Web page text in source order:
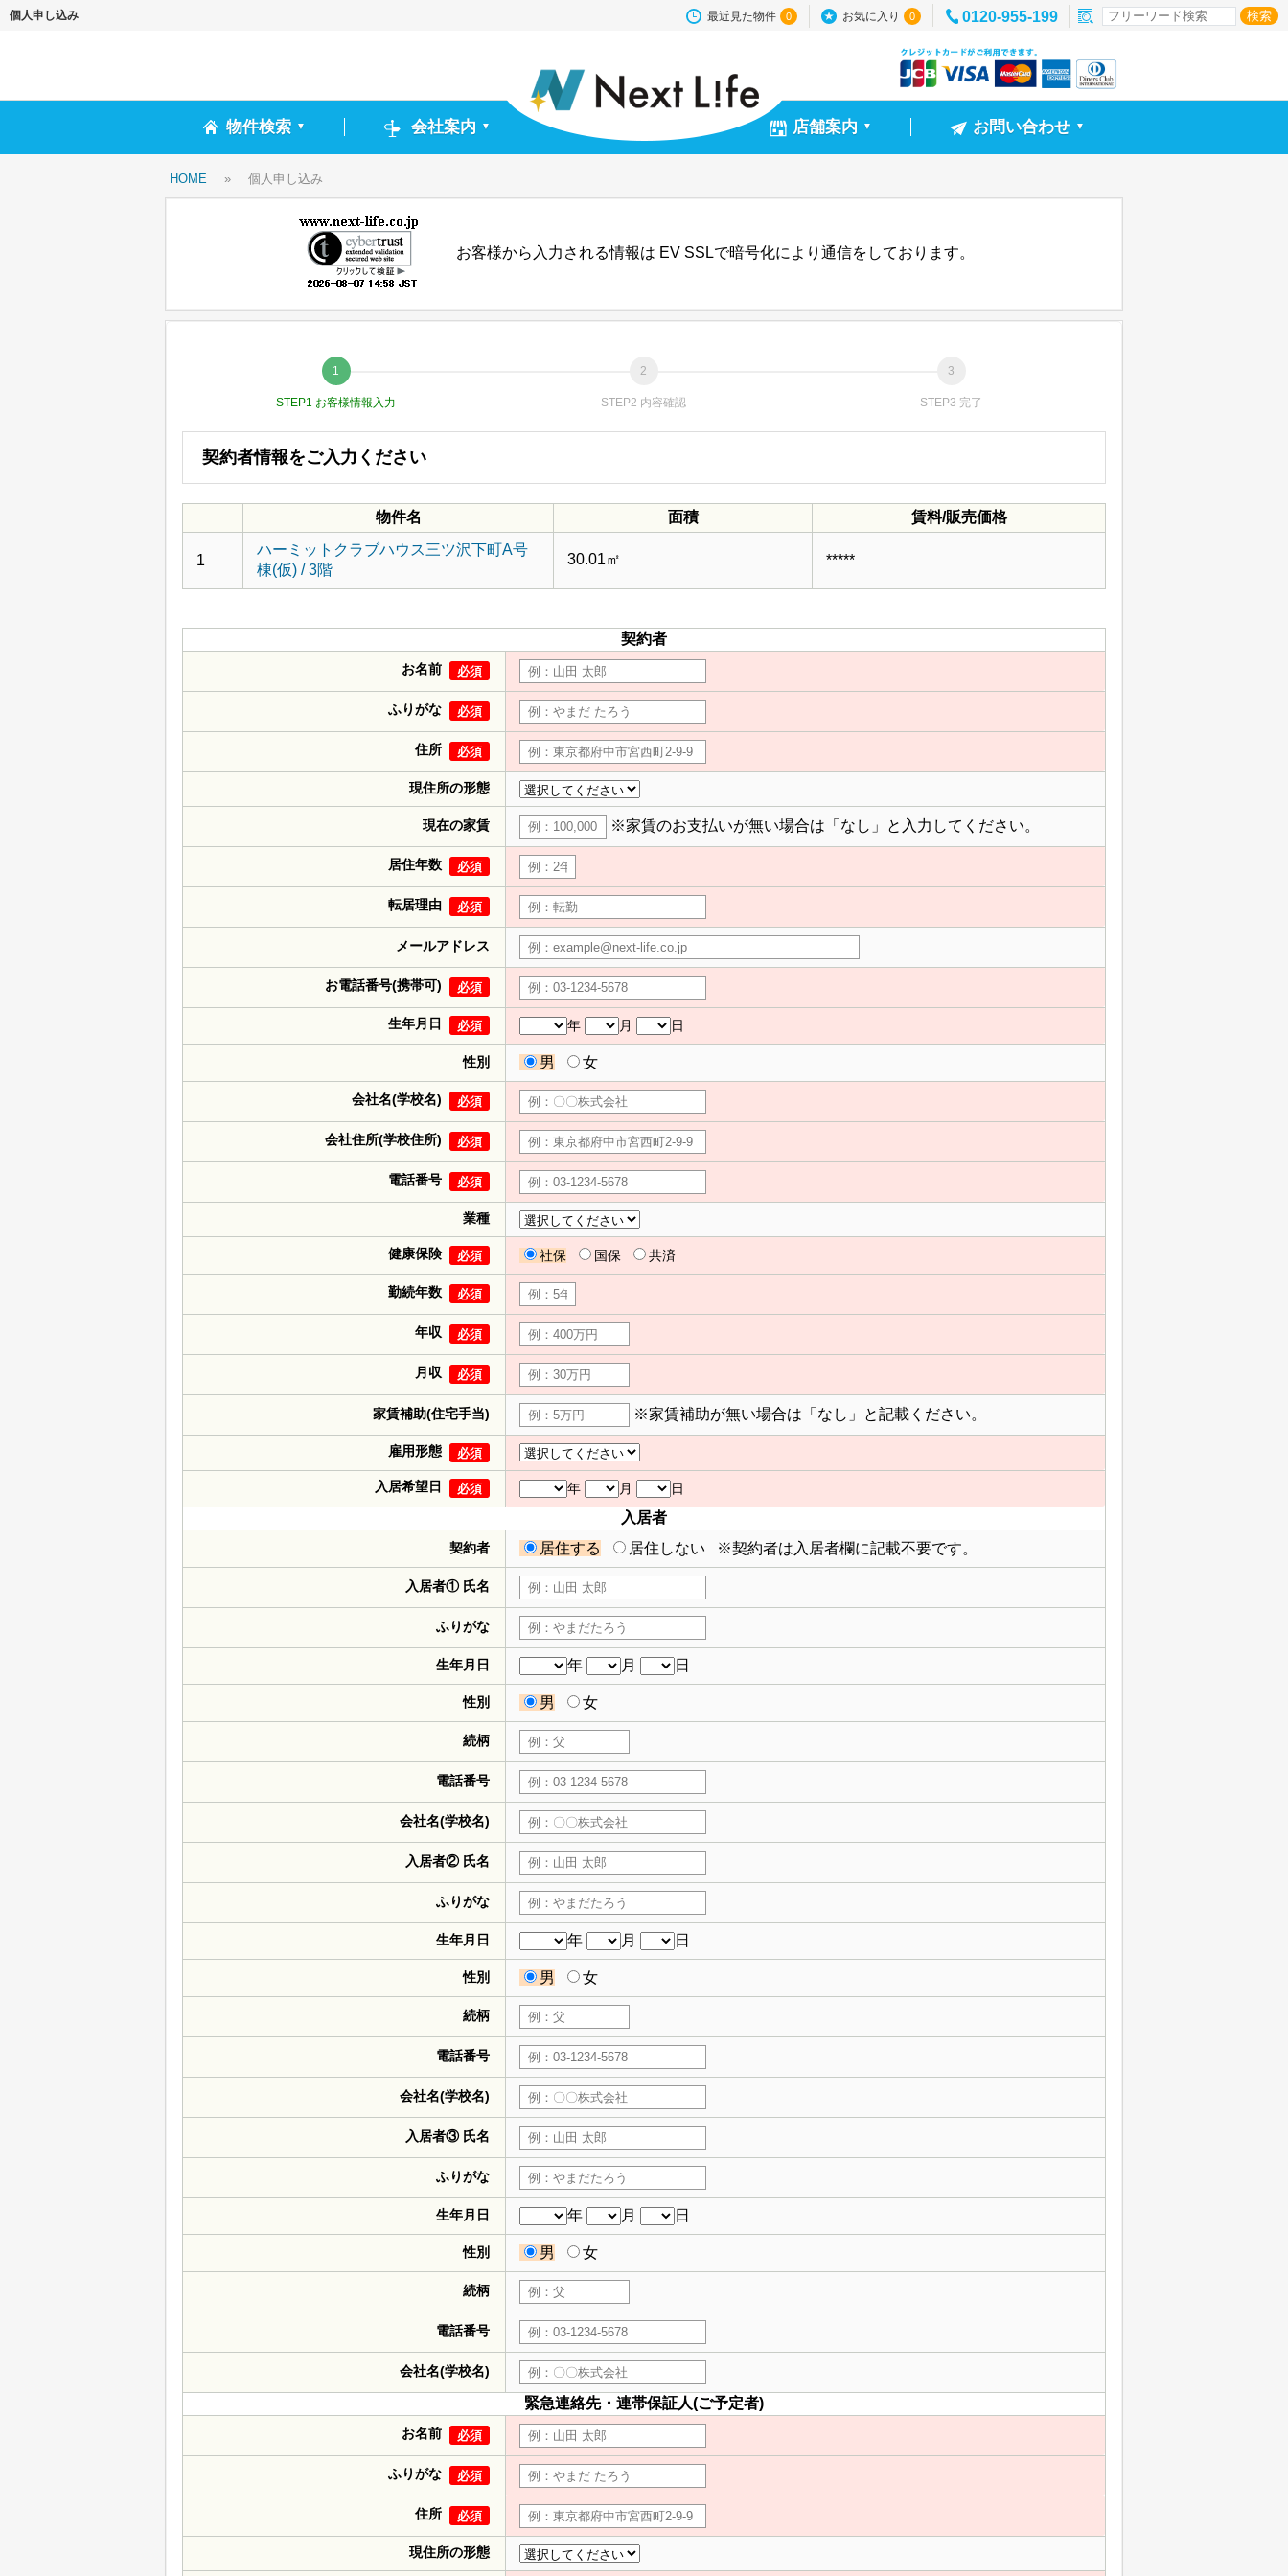
個人申し込み 最近見た物件 0 お気に入り 0 0120-955-199
物件検索 ▼ 会社案内 ▼ 店舗案内 ▼ お問い合わせ ▼
HOME » 個人申し込み
お客様から入力される情報は EV SSLで暗号化により通信をしております。
STEP1 お客様情報入力 STEP2 内容確認 STEP3 完了
契約者情報をご入力ください
物件名 面積 賃料/販売価格
1
ハーミットクラブハウス三ツ沢下町A号
棟(仮) / 3階
30.01㎡ *****
契約者
お名前 必須
ふりがな 必須
住所 必須
現住所の形態
現在の家賃 ※家賃のお支払いが無い場合は「なし」と入力してください。
居住年数 必須
転居理由 必須
メールアドレス
お電話番号(携帯可) 必須
生年月日 必須 年 月 日
性別 男 女
会社名(学校名) 必須
会社住所(学校住所) 必須
電話番号 必須
業種
健康保険 必須 社保 国保 共済
勤続年数 必須
年収 必須
月収 必須
家賃補助(住宅手当) ※家賃補助が無い場合は「なし」と記載ください。
雇用形態 必須
入居希望日 必須 年 月 日
入居者
契約者 居住する 居住しない ※契約者は入居者欄に記載不要です。
入居者① 氏名
ふりがな
生年月日 年 月 日
性別 男 女
続柄
電話番号
会社名(学校名)
入居者② 氏名
ふりがな
生年月日 年 月 日
性別 男 女
続柄
電話番号
会社名(学校名)
入居者③ 氏名
ふりがな
生年月日 年 月 日
性別 男 女
続柄
電話番号
会社名(学校名)
緊急連絡先・連帯保証人(ご予定者)
お名前 必須
ふりがな 必須
住所 必須
現住所の形態